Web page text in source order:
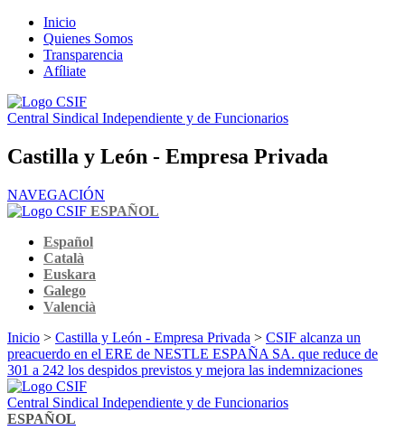
Inicio
Quienes Somos
Transparencia
Afíliate
Central Sindical Independiente y de Funcionarios
Castilla y León - Empresa Privada
NAVEGACIÓN
ESPAÑOL
Español
Català
Euskara
Galego
Valencià
Inicio > Castilla y León - Empresa Privada > CSIF alcanza un
preacuerdo en el ERE de NESTLE ESPAÑA SA. que reduce de
301 a 242 los despidos previstos y mejora las indemnizaciones
Central Sindical Independiente y de Funcionarios
ESPAÑOL